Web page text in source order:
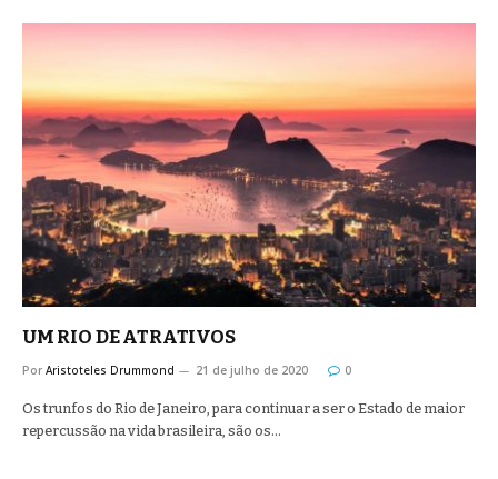
UM RIO DE ATRATIVOS
Por Aristoteles Drummond 21 de julho de 2020 0
Os trunfos do Rio de Janeiro, para continuar a ser o Estado de maior
repercussão na vida brasileira, são os…